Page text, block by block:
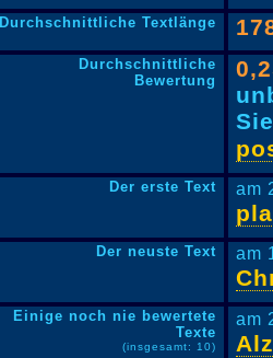
Durchschnittliche Textlänge
Durchschnittliche
Bewertung
Der erste Text am
Der neuste Text am
Einige noch nie bewertete
Texte
(insgesamt: 10)
am